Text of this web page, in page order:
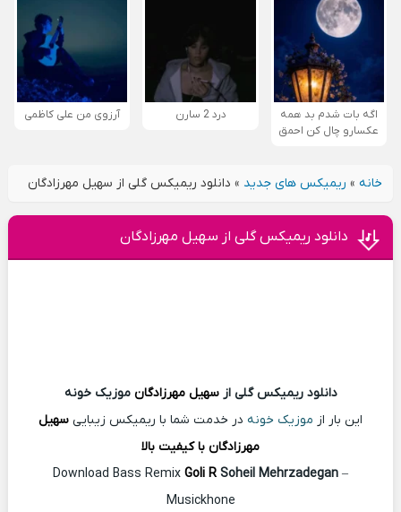
اگه بات شدم بد همه
عکسارو چال کن احمق
درد 2 سارن آرزوی من علی کاظمی
خانه» ریمیکس های جدید » دانلود ریمیکس گلی از سهیل مهرزادگان
دانلود ریمیکس گلی از سهیل مهرزادگان
دانلود ریمیکس گلی ازسهیل مهرزادگان موزیک خونه
این بار از موزیک خونه در خدمت شما با ریمیکس زیبایی سهیل
مهرزادگان با کیفیت بالا
Download Bass Remix Goli R Soheil Mehrzadegan –
Musickhone